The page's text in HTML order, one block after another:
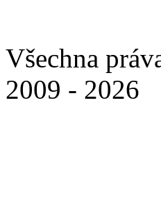
Všechna
2009 - 2026